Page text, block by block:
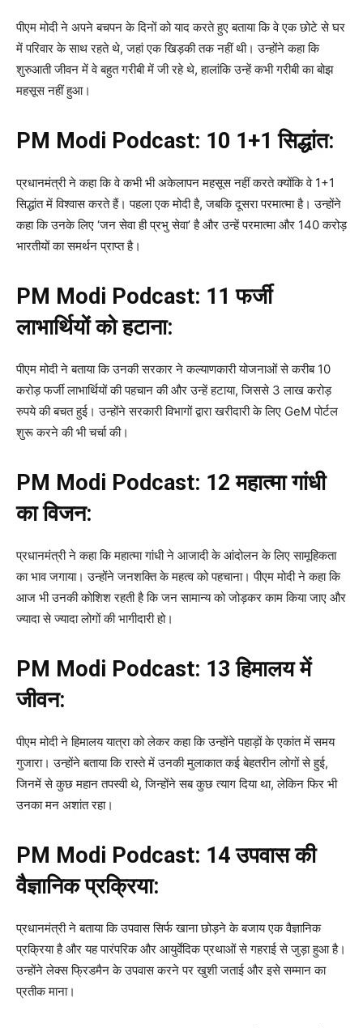
पीएम मोदी ने अपने बचपन के दिनों को याद करते हुए बताया कि वे एक छोटे से घर
में परिवार के साथ रहते थे, जहां एक खिड़की तक नहीं थी। उन्होंने कहा कि
शुरुआती जीवन में वे बहुत गरीबी में जी रहे थे, हालांकि उन्हें कभी गरीबी का बोझ
महसूस नहीं हुआ।
PM Modi Podcast: 10 1+1 सिद्धांत:
प्रधानमंत्री ने कहा कि वे कभी भी अकेलापन महसूस नहीं करते क्योंकि वे 1+1
सिद्धांत में विश्वास करते हैं। पहला एक मोदी है, जबकि दूसरा परमात्मा है। उन्होंने
कहा कि उनके लिए ‘जन सेवा ही प्रभु सेवा’ है और उन्हें परमात्मा और 140 करोड़
भारतीयों का समर्थन प्राप्त है।
PM Modi Podcast: 11 फर्जी
लाभार्थियों को हटाना:
पीएम मोदी ने बताया कि उनकी सरकार ने कल्याणकारी योजनाओं से करीब 10
करोड़ फर्जी लाभार्थियों की पहचान की और उन्हें हटाया, जिससे 3 लाख करोड़
रुपये की बचत हुई। उन्होंने सरकारी विभागों द्वारा खरीदारी के लिए GeM पोर्टल
शुरू करने की भी चर्चा की।
PM Modi Podcast: 12 महात्मा गांधी
का विजन:
प्रधानमंत्री ने कहा कि महात्मा गांधी ने आजादी के आंदोलन के लिए सामूहिकता
का भाव जगाया। उन्होंने जनशक्ति के महत्व को पहचाना। पीएम मोदी ने कहा कि
आज भी उनकी कोशिश रहती है कि जन सामान्य को जोड़कर काम किया जाए और
ज्यादा से ज्यादा लोगों की भागीदारी हो।
PM Modi Podcast: 13 हिमालय में
जीवन:
पीएम मोदी ने हिमालय यात्रा को लेकर कहा कि उन्होंने पहाड़ों के एकांत में समय
गुजारा। उन्होंने बताया कि रास्ते में उनकी मुलाकात कई बेहतरीन लोगों से हुई,
जिनमें से कुछ महान तपस्वी थे, जिन्होंने सब कुछ त्याग दिया था, लेकिन फिर भी
उनका मन अशांत रहा।
PM Modi Podcast: 14 उपवास की
वैज्ञानिक प्रक्रिया:
प्रधानमंत्री ने बताया कि उपवास सिर्फ खाना छोड़ने के बजाय एक वैज्ञानिक
प्रक्रिया है और यह पारंपरिक और आयुर्वेदिक प्रथाओं से गहराई से जुड़ा हुआ है।
उन्होंने लेक्स फ्रिडमैन के उपवास करने पर खुशी जताई और इसे सम्मान का
प्रतीक माना।